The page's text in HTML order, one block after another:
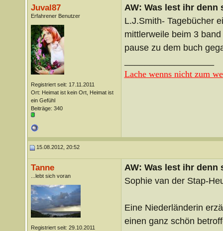
Juval87
Erfahrener Benutzer
Registriert seit: 17.11.2011
Ort: Heimat ist kein Ort, Heimat ist
ein Gefühl
Beiträge: 340
AW: Was lest ihr denn
L.J.Smith- Tagebücher
mittlerweile beim 3
pause zu dem buch
Lache wenns nicht zum
15.08.2012, 20:52
Tanne
...lebt sich voran
Registriert seit: 29.10.2011
AW: Was lest ihr denn
Sophie van der Stap-
Eine Niederländerin
einen ganz schön